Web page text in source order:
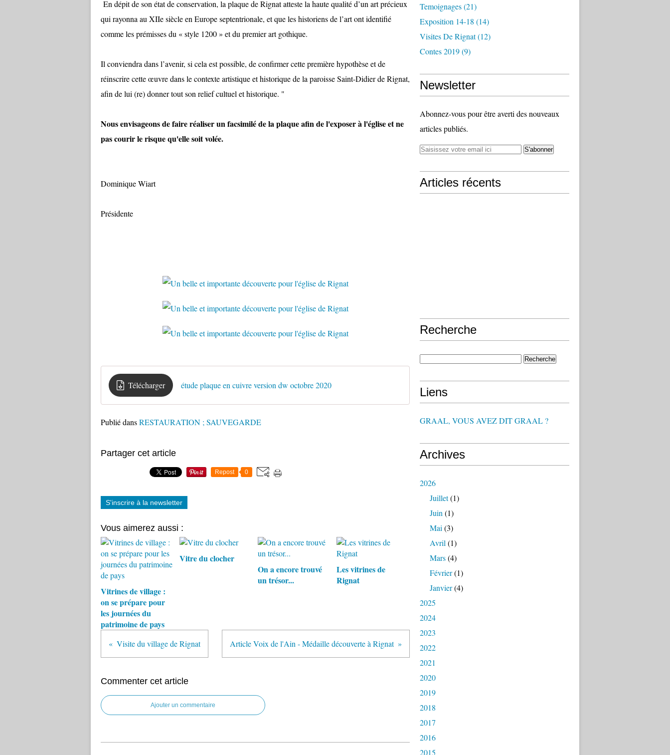
En dépit de son état de conservation, la plaque de Rignat atteste la haute qualité d’un art précieux
qui rayonna au XIIe siècle en Europe septentrionale, et que les historiens de l’art ont identifié
comme les prémisses du « style 1200 » et du premier art gothique.
Il conviendra dans l’avenir, si cela est possible, de confirmer cette première hypothèse et de
réinscrire cette œuvre dans le contexte artistique et historique de la paroisse Saint-Didier de Rignat,
afin de lui (re) donner tout son relief cultuel et historique. "
Nous envisageons de faire réaliser un facsimilé de la plaque afin de l'exposer à l'église et ne
pas courir le risque qu'elle soit volée.
Dominique Wiart
Présidente
Télécharger étude plaque en cuivre version dw octobre 2020
Publié dansRESTAURATION ; SAUVEGARDE
Partager cet article
Repost 0
S'inscrire à la newsletter
Vous aimerez aussi :
Vitrines de village :
on se prépare pour
les journées du
patrimoine de pays
Vitre du clocher
On a encore trouvé
un trésor...
Les vitrines de
Rignat
Visite du village de Rignat Article Voix de l'Ain - Médaille découverte à Rignat
Commenter cet article
Ajouter un commentaire
Temoignages(21)
Exposition 14-18 (14)
Visites De Rignat(12)
Contes 2019(9)
Newsletter
Abonnez-vous pour être averti des nouveaux
articles publiés.
Articles récents
Recherche
Liens
GRAAL, VOUS AVEZ DIT GRAAL ?
Archives
2026
Juillet(1)
Juin (1)
Mai (3)
Avril (1)
Mars(4)
Février(1)
Janvier(4)
2025
2024
2023
2022
2021
2020
2019
2018
2017
2016
2015